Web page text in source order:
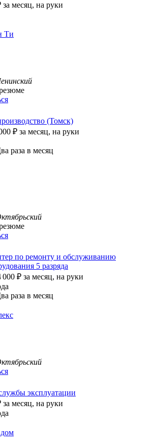
за месяц, на руки
Ти
(Томск)
₽ за месяц, на руки
раза в месяц
по ремонту и обслуживанию
5 разряда
000 ₽ за месяц, на руки
раза в месяц
эксплуатации
за месяц, на руки